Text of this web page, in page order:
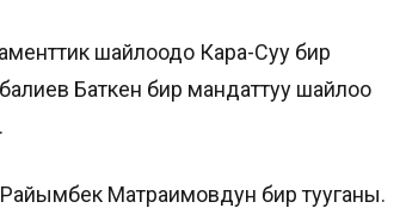
шайлоодо Кара-Суу бир
Баткен бир мандаттуу шайлоо
Матраимовдун бир тууганы.